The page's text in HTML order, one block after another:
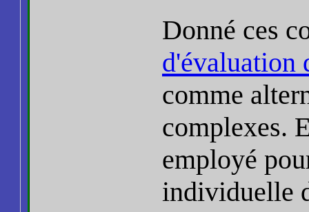
Donné ces
d'évaluation
comme
complexes.
employé
individuelle